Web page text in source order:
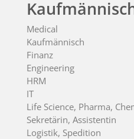
Medical
Kaufmännisch
Finanz
Engineering
HRM
IT
Life Science, Pharma,
Sekretärin, Assistentin
Logistik, Spedition